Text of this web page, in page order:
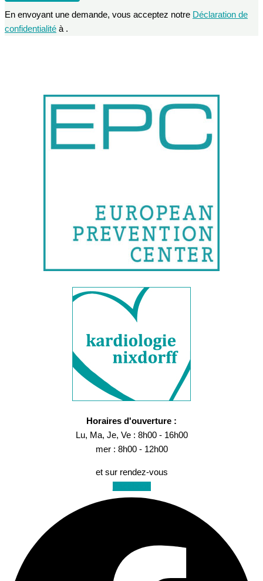
En envoyant une demande, vous acceptez notre Déclaration de
confidentialité à .
Horaires d'ouverture :
Lu, Ma, Je, Ve : 8h00 - 16h00
mer : 8h00 - 12h00
et sur rendez-vous